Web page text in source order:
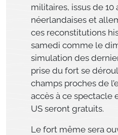
militaires, issus de 10
néerlandaises et
ces reconstitutions
samedi comme le
simulation des
prise du fort se
champs proches de
accès à ce spectacle
US seront gratuits.
Le fort même sera